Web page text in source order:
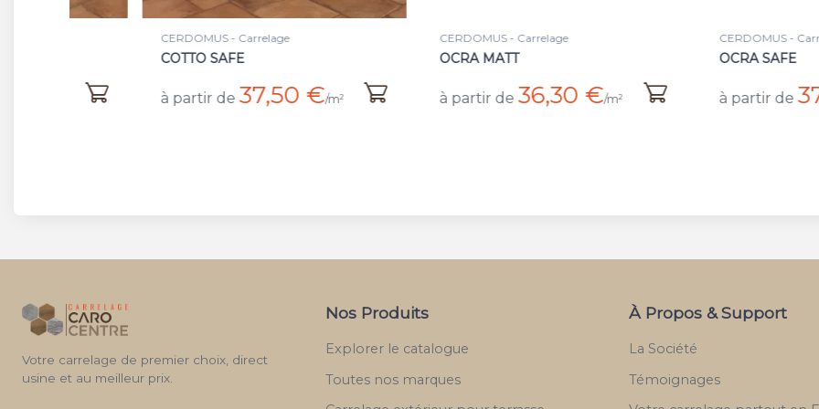
CERDOMUS - Carrelage
COTTO SAFE
à partir de 37,50 €/m²
CERDOMUS - Carrelage
OCRA MATT
à partir de 36,30 €/m²
CERDOMUS - Carrelage
OCRA SAFE
à partir de 37,50 €
Votre carrelage de premier choix, direct
usine et au meilleur prix.
Nos Produits
Explorer le catalogue
Toutes nos marques
À Propos & Support
La Société
Témoignages